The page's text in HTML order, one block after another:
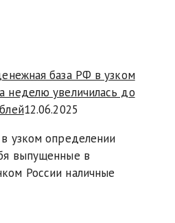
база РФ в узком
неделю увеличилась до
12.06.2025
узком определении
выпущенные в
России наличные